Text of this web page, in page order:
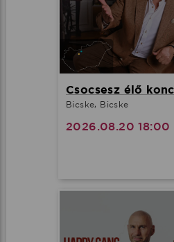
Csocsesz élő
Bicske, Bicske
2026.08.20 18:00